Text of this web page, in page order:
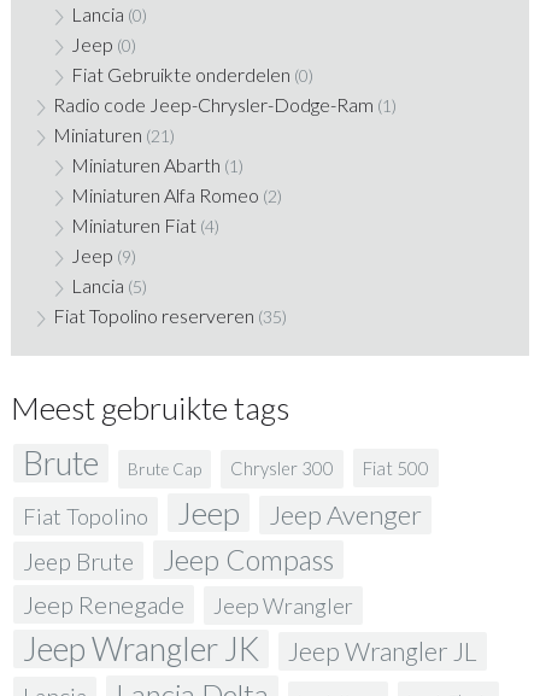
Lancia (0)
Jeep (0)
Fiat Gebruikte onderdelen (0)
Radio code Jeep-Chrysler-Dodge-Ram (1)
Miniaturen (21)
Miniaturen Abarth (1)
Miniaturen Alfa Romeo (2)
Miniaturen Fiat (4)
Jeep (9)
Lancia (5)
Fiat Topolino reserveren (35)
Meest gebruikte tags
Brute Brute Cap Chrysler 300 Fiat 500
Fiat Topolino Jeep Jeep Avenger
Jeep Brute Jeep Compass
Jeep Renegade Jeep Wrangler
Jeep Wrangler JK Jeep Wrangler JL